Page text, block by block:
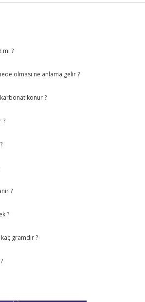
mi ?
olması ne anlama gelir ?
konur ?
?
?
?
gramdır ?